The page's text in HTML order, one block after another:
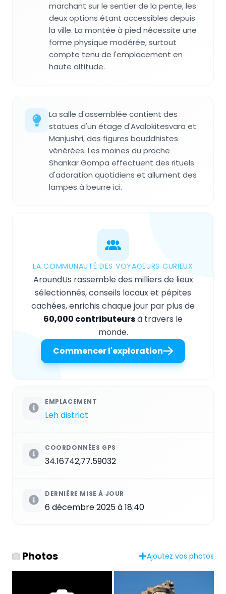
marchant sur le sentier de la pente, les
deux options étant accessibles depuis
la ville. La montée à pied nécessite une
forme physique modérée, surtout
compte tenu de l'emplacement en
haute altitude.
La salle d'assemblée contient des
statues d'un étage d'Avalokitesvara et
Manjushri, des figures bouddhistes
vénérées. Les moines du proche
Shankar Gompa effectuent des rituels
d'adoration quotidiens et allument des
lampes à beurre ici.
LA COMMUNAUTÉ DES VOYAGEURS CURIEUX
AroundUs rassemble des milliers de lieux
sélectionnés, conseils locaux et pépites
cachées, enrichis chaque jour par plus de
60,000 contributeursà travers le
monde.
Commencer l'exploration
EMPLACEMENT
Leh district
COORDONNÉES GPS
34.16742,77.59032
DERNIÈRE MISE À JOUR
6 décembre 2025 à 18:40
Photos Ajoutez vos photos